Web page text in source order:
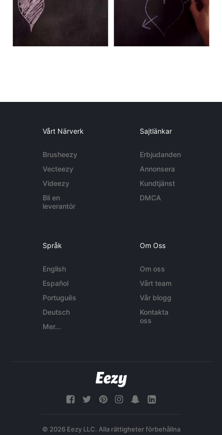
Vårt Närverk
Brusheezy
Vecteezy
Videezy
Bli en
leverantör
Sajtlänkar
Erbjudanden
Annonsera
Kundtjänst
DMCA
Språk
English
Español
Português
Deutsch
Mer...
Om Oss
Om oss
Vårt team
Vår blogg
Kontakta
oss
© 2026 Eezy LLC. Alla rättigheter förbehållna